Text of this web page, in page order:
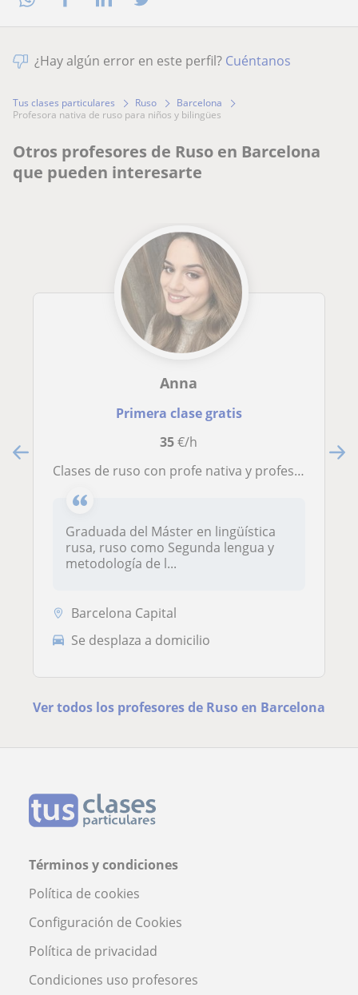
¿Hay algún error en este perfil? Cuéntanos
Tus clases particulares Ruso
Barcelona
profesora nativa de ruso para niños y bilingües
Otros profesores de Ruso en Barcelona
que pueden interesarte
Anna
Primera clase gratis
35€/h
Clases de ruso con profe nativa y profesional
Graduada del Máster en lingüística
rusa, ruso como Segunda lengua y
metodología de l...
Barcelona Capital
Se desplaza a domicilio
Ver todos los profesores de Ruso en Barcelona
Términos y condiciones
Política de cookies
Configuración de Cookies
Política de privacidad
Condiciones uso profesores